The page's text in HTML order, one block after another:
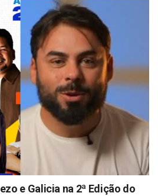
e Galicia na 2ª Edição do